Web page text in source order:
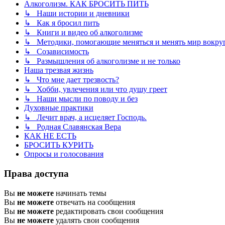
Алкоголизм. КАК БРОСИТЬ ПИТЬ
↳ Наши истории и дневники
↳ Как я бросил пить
↳ Книги и видео об алкоголизме
↳ Методики, помогающие меняться и менять мир
↳ Созависимость
↳ Размышления об алкоголизме и не только
Наша трезвая жизнь
↳ Что мне дает трезвость?
↳ Хобби, увлечения или что душу греет
↳ Наши мысли по поводу и без
Духовные практики
↳ Лечит врач, а исцеляет Господь.
↳ Родная Славянская Вера
КАК НЕ ЕСТЬ
БРОСИТЬ КУРИТЬ
Опросы и голосования
Права доступа
Вы не можете начинать темы
Вы не можете отвечать на сообщения
Вы не можете редактировать свои сообщения
Вы не можете удалять свои сообщения